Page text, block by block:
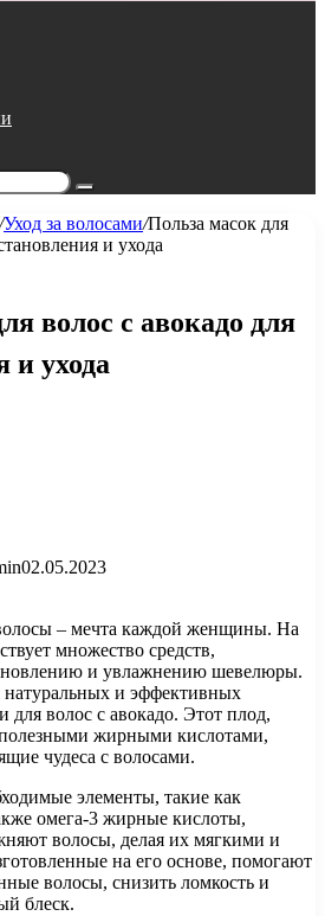
Поиск...
/Уход за волосами/Польза масок для
и ухода
волос с авокадо для
и ухода
02.05.2023
– мечта каждой женщины. На
множество средств,
и увлажнению шевелюры.
и эффективных
для волос с авокадо. Этот плод,
жирными кислотами,
чудеса с волосами.
элементы, такие как
омега-3 жирные кислоты,
волосы, делая их мягкими и
на его основе, помогают
волосы, снизить ломкость и
блеск.